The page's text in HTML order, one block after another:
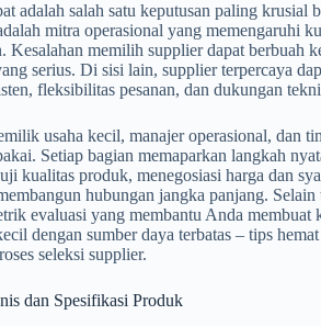
adalah salah satu keputusan paling krusial
mitra operasional yang memengaruhi
Kesalahan memilih supplier dapat berbuah
serius. Di sisi lain, supplier terpercaya
fleksibilitas pesanan, dan dukungan
usaha kecil, manajer operasional, dan
Setiap bagian memaparkan langkah
kualitas produk, menegosiasi harga dan
hubungan jangka panjang.
evaluasi yang membantu Anda
dengan sumber daya terbatas – tips
seleksi supplier.
dan Spesifikasi Produk